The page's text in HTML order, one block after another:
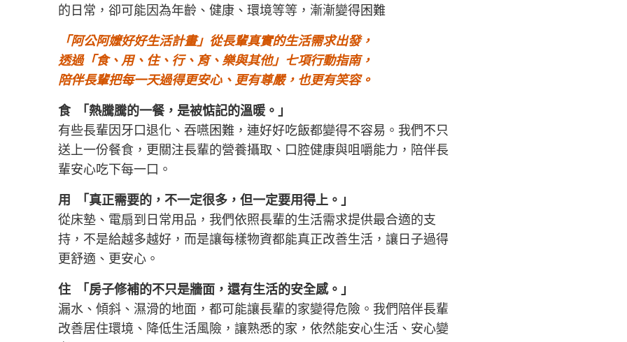
的日常，卻可能因為年齡、健康、環境等等，漸漸變得困難
「阿公阿嬤好好生活計畫」從長輩真實的生活需求出發，
透過「食、用、住、行、育、樂與其他」七項行動指南，
陪伴長輩把每一天過得更安心、更有尊嚴，也更有笑容。
食 「熱騰騰的一餐，是被惦記的溫暖。」
有些長輩因牙口退化、吞嚥困難，連好好吃飯都變得不容易。我們不只
送上一份餐食，更關注長輩的營養攝取、口腔健康與咀嚼能力，陪伴長
輩安心吃下每一口。
用 「真正需要的，不一定很多，但一定要用得上。」
從床墊、電扇到日常用品，我們依照長輩的生活需求提供最合適的支
持，不是給越多越好，而是讓每樣物資都能真正改善生活，讓日子過得
更舒適、更安心。
住 「房子修補的不只是牆面，還有生活的安全感。」
漏水、傾斜、濕滑的地面，都可能讓長輩的家變得危險。我們陪伴長輩
改善居住環境、降低生活風險，讓熟悉的家，依然能安心生活、安心變